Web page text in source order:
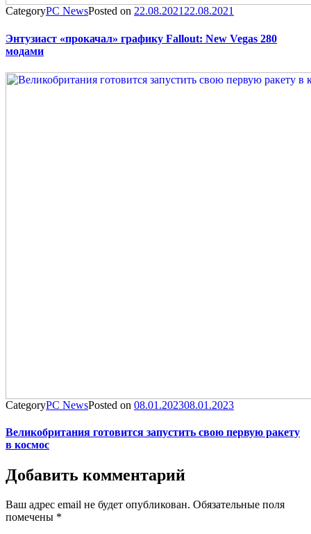
CategoryPC NewsPosted on 22.08.2021 22.08.2021
Энтузиаст «прокачал» графику Fallout: New Vegas 280
модами
CategoryPC NewsPosted on 08.01.202308.01.2023
Великобритания готовится запустить свою первую ракету
в космос
Добавить комментарий
Ваш адрес email не будет опубликован. Обязательные поля
помечены *